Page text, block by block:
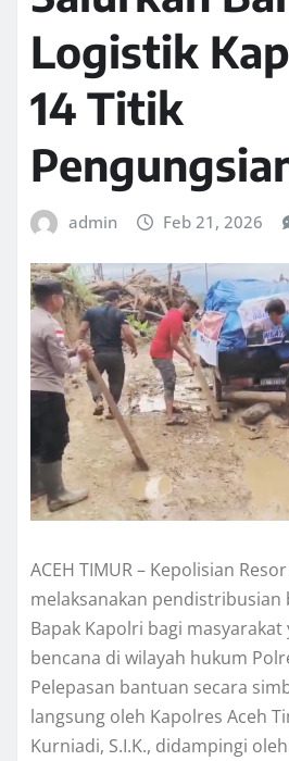
Logistik
14 Titik
admin Feb 21, 2026
ACEH TIMUR – Kepolisian
melaksanakan
Bapak Kapolri bagi
bencana di wilayah hukum
Pelepasan bantuan secara
langsung oleh Kapolres Aceh
Kurniadi, S.I.K., didampingi